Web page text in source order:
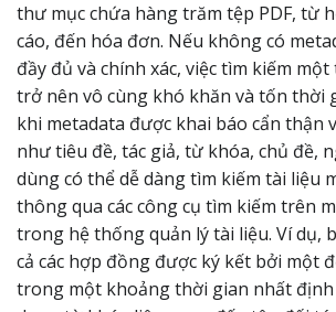
thư mục chứa hàng trăm tệp PDF, từ
cáo, đến hóa đơn. Nếu không có
đầy đủ và chính xác, việc tìm kiếm
trở nên vô cùng khó khăn và tốn thời
khi metadata được khai báo cẩn thận
như tiêu đề, tác giả, từ khóa, chủ đề,
dùng có thể dễ dàng tìm kiếm tài liệu
thông qua các công cụ tìm kiếm trên
trong hệ thống quản lý tài liệu. Ví dụ,
cả các hợp đồng được ký kết bởi một
trong một khoảng thời gian nhất định